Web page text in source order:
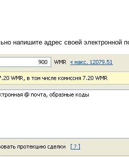
напишите адрес своей электронной